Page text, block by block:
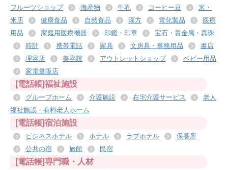
フルーツショップ
海産物 牛乳 コーヒー豆
米・
米店
健康食品 自然食品 漢方 電化製品
医療
用品
家庭用医療機器 印鑑・印章
宝石・貴金属・真珠
時計
携帯電話 家具 文房具・事務用品
書店
理容店
美容院 アウトレットショップ
ベビー用品
家電量販店
[電話帳]福祉施設
グループホーム 介護施設 在宅介護サービス
老人
福祉施設・有料老人ホーム
[電話帳]宿泊施設
ビジネスホテル ホテル ラブホテル
保養所
公共の宿
旅館 民宿
[電話帳]専門職・人材